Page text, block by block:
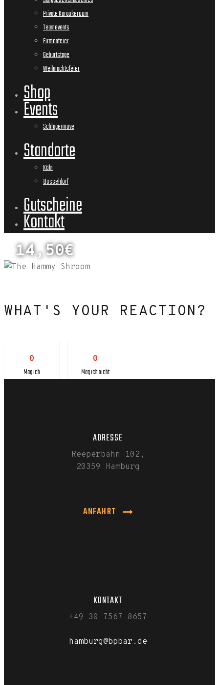
Private Karaokeroom
Teamevents
Firmenfeier
Geburtstage
Weihnachtsfeier
Shop
Events
Schlagermove
Standorte
Köln
Düsseldorf
Gutscheine
Kontakt
14,50€
WHAT'S YOUR REACTION?
0
Mag ich
0
Mag ich nicht
ADRESSE
Reeperbahn 102,
20359 Hamburg
ANFAHRT
KONTAKT
+49 30 7567 8657
hamburg@bpbar.de